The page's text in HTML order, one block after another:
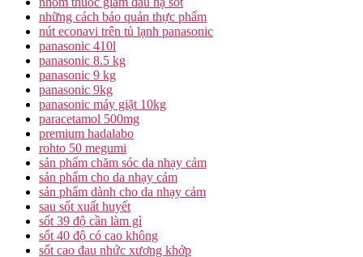
những cách bảo quản thực phẩm
nút econavi trên tủ lạnh panasonic
panasonic 410l
panasonic 8.5 kg
panasonic 9 kg
panasonic 9kg
panasonic máy giặt 10kg
paracetamol 500mg
premium hadalabo
rohto 50 megumi
sản phẩm chăm sóc da nhạy cảm
sản phẩm cho da nhạy cảm
sản phẩm dành cho da nhạy cảm
sau sốt xuất huyết
sốt 39 độ cần làm gì
sốt 40 độ có cao không
sốt cao đau nhức xương khớp